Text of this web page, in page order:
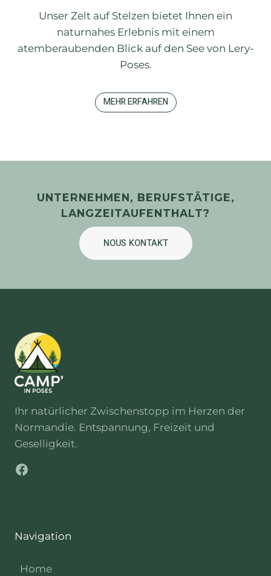
Unser Zelt auf Stelzen bietet Ihnen ein
naturnahes Erlebnis mit einem
atemberaubenden Blick auf den See von Lery-
Poses.
MEHR ERFAHREN
UNTERNEHMEN, BERUFSTÄTIGE,
LANGZEITAUFENTHALT?
NOUS KONTAKT
Ihr natürlicher Zwischenstopp im Herzen der
Normandie. Entspannung, Freizeit und
Geselligkeit.
Facebook
Navigation
Home